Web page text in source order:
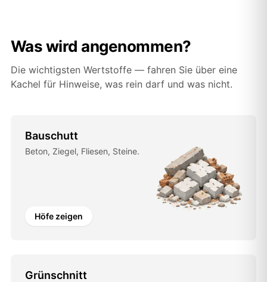
Was wird angenommen?
Die wichtigsten Wertstoffe — fahren Sie über eine
Kachel für Hinweise, was rein darf und was nicht.
Bauschutt
Beton, Ziegel, Fliesen, Steine.
Höfe zeigen
Grünschnitt